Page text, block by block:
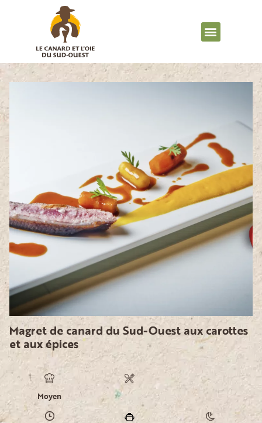
Magret de canard du Sud-Ouest aux carottes
et aux épices
Moyen